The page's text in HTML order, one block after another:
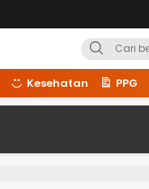
Kesehatan PPG